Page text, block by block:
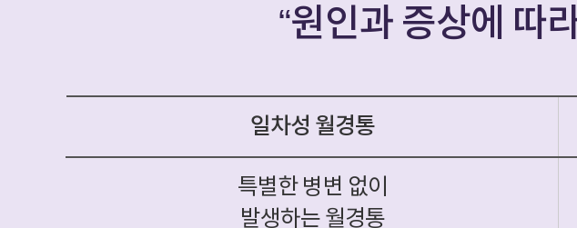
“원인과 증상에 따
일차성 월경통
특별한 병변 없이
발생하는 월경통